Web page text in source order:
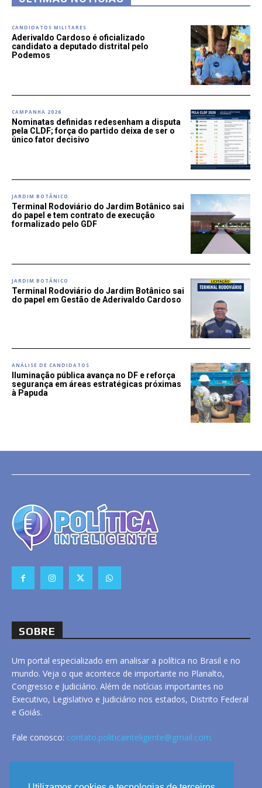
CANDIDATOS MILITARES
Aderivaldo Cardoso é oficializado
candidato a deputado distrital pelo
Podemos
CAMPANHA 2026
Nominatas definidas redesenham a disputa
pela CLDF; força do partido deixa de ser o
único fator decisivo
JARDIM BOTÂNICO
Terminal Rodoviário do Jardim Botânico sai
do papel e tem contrato de execução
formalizado pelo GDF
JARDIM BOTÂNICO
Terminal Rodoviário do Jardim Botânico sai
do papel em Gestão de Aderivaldo Cardoso
ANÁLISE DE CANDIDATOS
Iluminação pública avança no DF e reforça
segurança em áreas estratégicas próximas
à Papuda
SOBRE
Um portal especializado em analisar a política no Brasil e no
mundo. Veja o que acontece de importante no Planalto,
Congresso e Judiciário. Além de notícias importantes no
Executivo, Legislativo e Judiciário nos estados, Distrito Federal
e Goiás.
Fale conosco: contato.politicainteligente@gmail.com
LINKS